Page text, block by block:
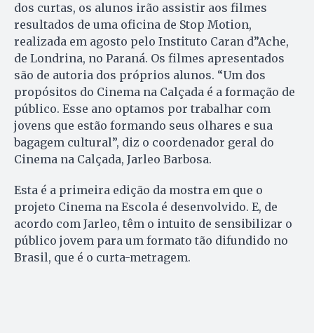
dos curtas, os alunos irão assistir aos filmes
resultados de uma oficina de Stop Motion,
realizada em agosto pelo Instituto Caran d”Ache,
de Londrina, no Paraná. Os filmes apresentados
são de autoria dos próprios alunos. “Um dos
propósitos do Cinema na Calçada é a formação de
público. Esse ano optamos por trabalhar com
jovens que estão formando seus olhares e sua
bagagem cultural”, diz o coordenador geral do
Cinema na Calçada, Jarleo Barbosa.
Esta é a primeira edição da mostra em que o
projeto Cinema na Escola é desenvolvido. E, de
acordo com Jarleo, têm o intuito de sensibilizar o
público jovem para um formato tão difundido no
Brasil, que é o curta-metragem.